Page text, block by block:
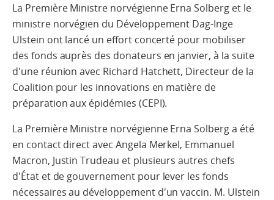
La Première Ministre norvégienne Erna Solberg et le
ministre norvégien du Développement Dag-Inge
Ulstein ont lancé un effort concerté pour mobiliser
des fonds auprès des donateurs en janvier, à la suite
d'une réunion avec Richard Hatchett, Directeur de la
Coalition pour les innovations en matière de
préparation aux épidémies (CEPI).
La Première Ministre norvégienne Erna Solberg a été
en contact direct avec Angela Merkel, Emmanuel
Macron, Justin Trudeau et plusieurs autres chefs
d'État et de gouvernement pour lever les fonds
nécessaires au développement d'un vaccin. M. Ulstein